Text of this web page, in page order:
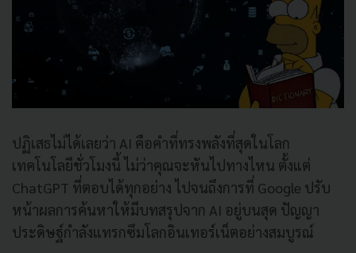
ปฏิเสธไม่ได้เลยว่า AI คือคำที่ทรงพลังที่สุดในโลก
เทคโนโลยีชั่วโมงนี้ ไม่ว่าคุณจะหันไปทางไหน ตั้งแต่
ChatGPT ที่ตอบได้ทุกอย่าง ไปจนถึงการที่ Google ปรับ
หน้าผลการค้นหาให้มีบทสรุปจาก AI อยู่บนสุด ปัญญา
ประดิษฐ์กำลังแทรกซึมโลกอินเทอร์เน็ตอย่างสมบูรณ์